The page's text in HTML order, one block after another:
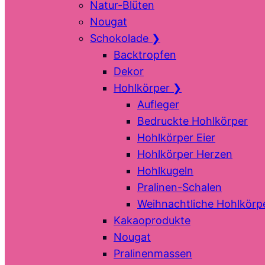
Natur-Blüten
Nougat
Schokolade ❯
Backtropfen
Dekor
Hohlkörper ❯
Aufleger
Bedruckte Hohlkörper
Hohlkörper Eier
Hohlkörper Herzen
Hohlkugeln
Pralinen-Schalen
Weihnachtliche
Kakaoprodukte
Nougat
Pralinenmassen